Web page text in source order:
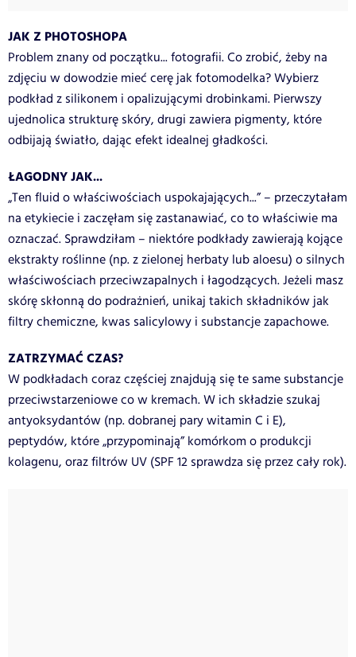
JAK Z PHOTOSHOPA
Problem znany od początku... fotografii. Co zrobić, żeby na
zdjęciu w dowodzie mieć cerę jak fotomodelka? Wybierz
podkład z silikonem i opalizującymi drobinkami. Pierwszy
ujednolica strukturę skóry, drugi zawiera pigmenty, które
odbijają światło, dając efekt idealnej gładkości.
ŁAGODNY JAK...
„Ten fluid o właściwościach uspokajających...” – przeczytałam
na etykiecie i zaczęłam się zastanawiać, co to właściwie ma
oznaczać. Sprawdziłam – niektóre podkłady zawierają kojące
ekstrakty roślinne (np. z zielonej herbaty lub aloesu) o silnych
właściwościach przeciwzapalnych i łagodzących. Jeżeli masz
skórę skłonną do podrażnień, unikaj takich składników jak
filtry chemiczne, kwas salicylowy i substancje zapachowe.
ZATRZYMAĆ CZAS?
W podkładach coraz częściej znajdują się te same substancje
przeciwstarzeniowe co w kremach. W ich składzie szukaj
antyoksydantów (np. dobranej pary witamin C i E),
peptydów, które „przypominają” komórkom o produkcji
kolagenu, oraz filtrów UV (SPF 12 sprawdza się przez cały rok).